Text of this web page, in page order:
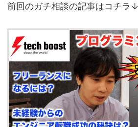
前回のガチ相談の記事はコチラ↓